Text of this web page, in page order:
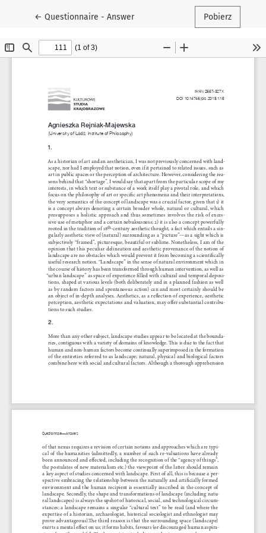
←Wróć do szczegółów artykułu
Questionnaire - Answer Pobierz